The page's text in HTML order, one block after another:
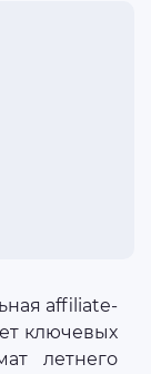
affiliate-
ключевых
летнего